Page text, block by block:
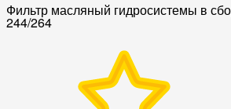
Фильтр масляный гидросистемы в
244/264